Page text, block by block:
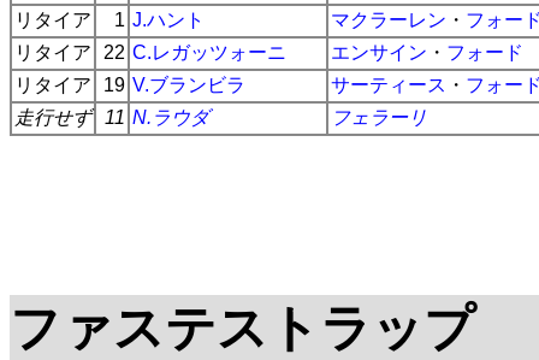
リタイア
1 J.ハント マクラーレン ・ フォー
リタイア
22 C.レガッツォーニ エンサイン ・ フォード
リタイア
19 V.ブランビラ サーティース ・ フォー
走行せず
11 N.ラウダ フェラーリ
ファステストラップ